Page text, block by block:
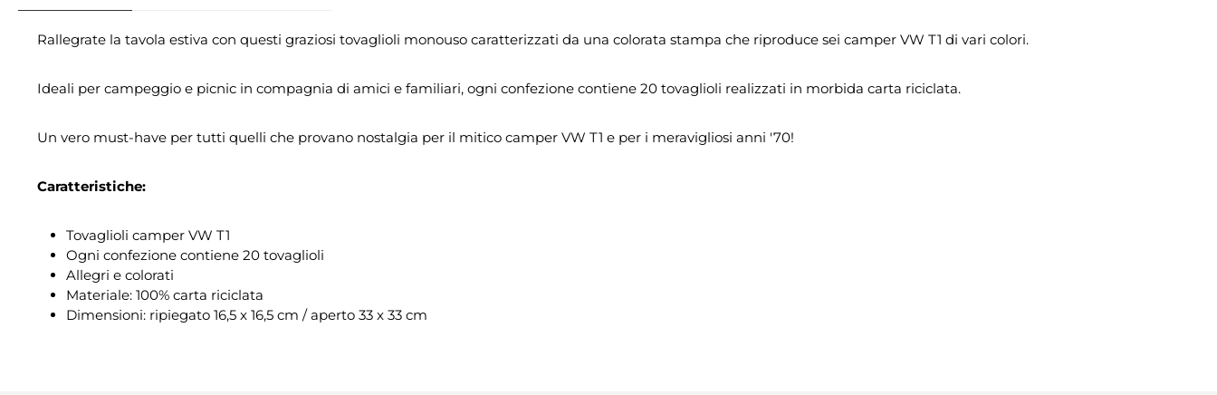
Rallegrate la tavola estiva con questi graziosi tovaglioli monouso caratterizzati da una colorata stampa che riproduce sei camper VW T1 di vari colori.
Ideali per campeggio e picnic in compagnia di amici e familiari, ogni confezione contiene 20 tovaglioli realizzati in morbida carta riciclata.
Un vero must-have per tutti quelli che provano nostalgia per il mitico camper VW T1 e per i meravigliosi anni '70!
Caratteristiche:
Tovaglioli camper VW T1
Ogni confezione contiene 20 tovaglioli
Allegri e colorati
Materiale: 100% carta riciclata
Dimensioni: ripiegato 16,5 x 16,5 cm / aperto 33 x 33 cm